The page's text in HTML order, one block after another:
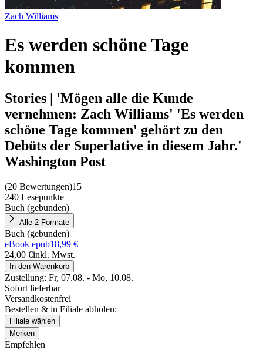
Zach Williams
Es werden schöne Tage
kommen
Stories | 'Mögen alle die Kunde
vernehmen: Zach Williams' 'Es werden
schöne Tage kommen' gehört zu den
Debüts der Superlative in diesem Jahr.'
Washington Post
(20 Bewertungen)15
240 Lesepunkte
Buch (gebunden)
Alle 2 Formate
Buch (gebunden)
eBook epub18,99 €
24,00 €inkl. Mwst.
In den Warenkorb
Zustellung: Fr, 07.08. - Mo, 10.08.
Sofort lieferbar
Versandkostenfrei
Bestellen & in Filiale abholen:
Filiale wählen
Merken
Empfehlen